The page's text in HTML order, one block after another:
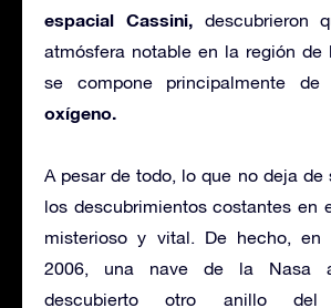
espacial Cassini,descubrieron
atmósfera notable en la región de
se compone principalmente
oxígeno.
A pesar de todo, lo que no deja de
los descubrimientos costantes en
misterioso y vital. De hecho, en
2006, una nave de la Nasa
descubierto otro anillo